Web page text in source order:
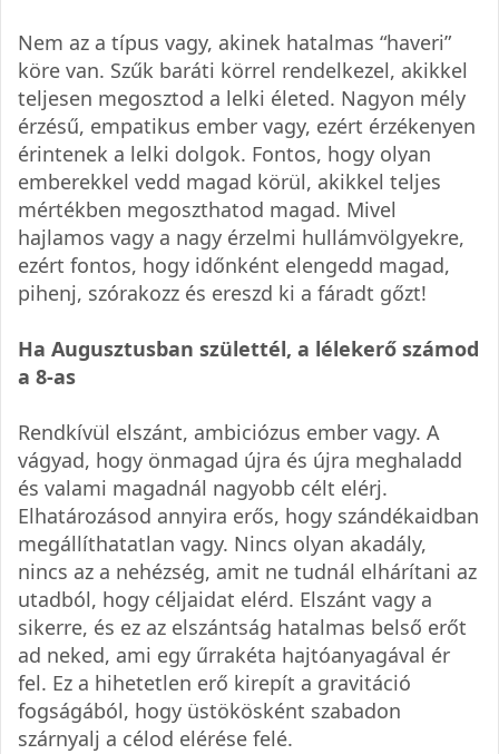
Nem az a típus vagy, akinek hatalmas “haveri”
köre van. Szűk baráti körrel rendelkezel, akikkel
teljesen megosztod a lelki életed. Nagyon mély
érzésű, empatikus ember vagy, ezért érzékenyen
érintenek a lelki dolgok. Fontos, hogy olyan
emberekkel vedd magad körül, akikkel teljes
mértékben megoszthatod magad. Mivel
hajlamos vagy a nagy érzelmi hullámvölgyekre,
ezért fontos, hogy időnként elengedd magad,
pihenj, szórakozz és ereszd ki a fáradt gőzt!
Ha Augusztusban születtél, a lélekerő számod
a 8-as
Rendkívül elszánt, ambiciózus ember vagy. A
vágyad, hogy önmagad újra és újra meghaladd
és valami magadnál nagyobb célt elérj.
Elhatározásod annyira erős, hogy szándékaidban
megállíthatatlan vagy. Nincs olyan akadály,
nincs az a nehézség, amit ne tudnál elhárítani az
utadból, hogy céljaidat elérd. Elszánt vagy a
sikerre, és ez az elszántság hatalmas belső erőt
ad neked, ami egy űrrakéta hajtóanyagával ér
fel. Ez a hihetetlen erő kirepít a gravitáció
fogságából, hogy üstökösként szabadon
szárnyalj a célod elérése felé.